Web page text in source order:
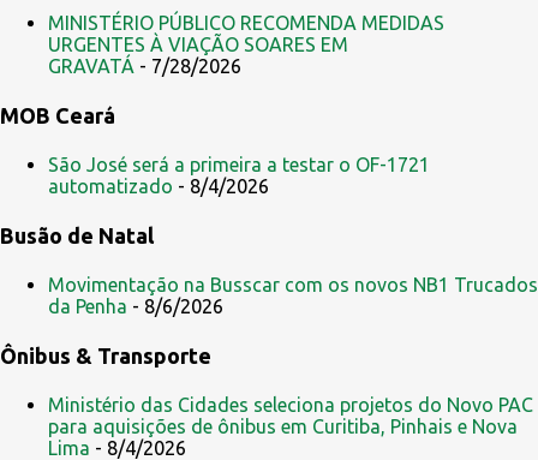
o
s
MINISTÉRIO PÚBLICO RECOMENDA MEDIDAS
URGENTES À VIAÇÃO SOARES EM
GRAVATÁ - 7/28/2026
MOB Ceará
São José será a primeira a testar o OF-1721
automatizado - 8/4/2026
Busão de Natal
Movimentação na Busscar com os novos NB1 Trucados
da Penha - 8/6/2026
Ônibus & Transporte
Ministério das Cidades seleciona projetos do Novo PAC
para aquisições de ônibus em Curitiba, Pinhais e Nova
Lima - 8/4/2026